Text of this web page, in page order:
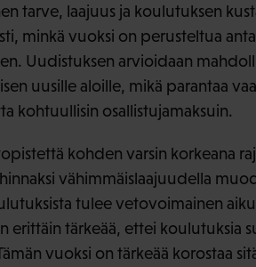
tarve, laajuus ja koulutuksen
minkä vuoksi on perusteltua
Uudistuksen arvioidaan
uusille aloille, mikä parantaa
kohtuullisin osallistujamaksuin.
kohden varsin korkeana
vähimmäislaajuudella
tulee vetovoimainen
erittäin tärkeää, ettei koulutuksia
vuoksi on tärkeää korostaa